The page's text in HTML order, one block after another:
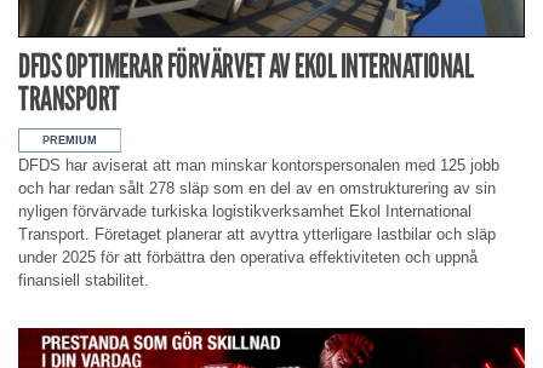
DFDS OPTIMERAR FÖRVÄRVET AV EKOL INTERNATIONAL
TRANSPORT
DFDS har aviserat att man minskar kontorspersonalen med 125 jobb
och har redan sålt 278 släp som en del av en omstrukturering av sin
nyligen förvärvade turkiska logistikverksamhet Ekol International
Transport. Företaget planerar att avyttra ytterligare lastbilar och släp
under 2025 för att förbättra den operativa effektiviteten och uppnå
finansiell stabilitet.